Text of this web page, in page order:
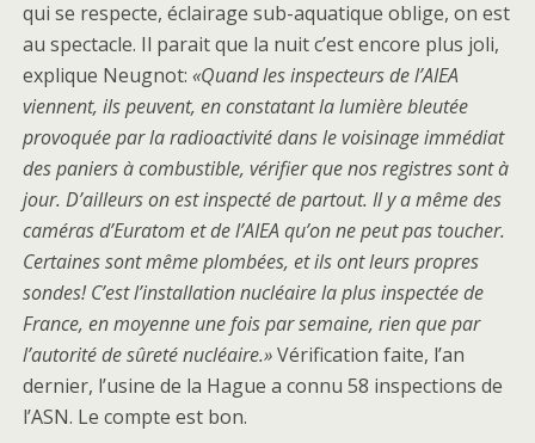
qui se respecte, éclairage sub-aquatique oblige, on est
au spectacle. Il parait que la nuit c’est encore plus joli,
explique Neugnot: «Quand les inspecteurs de l’AIEA
viennent, ils peuvent, en constatant la lumière bleutée
provoquée par la radioactivité dans le voisinage immédiat
des paniers à combustible, vérifier que nos registres sont à
jour. D’ailleurs on est inspecté de partout. Il y a même des
caméras d’Euratom et de l’AIEA qu’on ne peut pas toucher.
Certaines sont même plombées, et ils ont leurs propres
sondes! C’est l’installation nucléaire la plus inspectée de
France, en moyenne une fois par semaine, rien que par
l’autorité de sûreté nucléaire.»Vérification faite, l’an
dernier, l’usine de la Hague a connu 58 inspections de
l’ASN. Le compte est bon.